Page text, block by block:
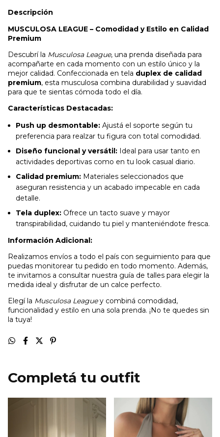
Descripción
MUSCULOSA LEAGUE – Comodidad y Estilo en Calidad
Premium
Descubrí la Musculosa League, una prenda diseñada para
acompañarte en cada momento con un estilo único y la
mejor calidad. Confeccionada en tela duplex de calidad
premium, esta musculosa combina durabilidad y suavidad
para que te sientas cómoda todo el día.
Características Destacadas:
Push up desmontable: Ajustá el soporte según tu
preferencia para realzar tu figura con total comodidad.
Diseño funcional y versátil: Ideal para usar tanto en
actividades deportivas como en tu look casual diario.
Calidad premium: Materiales seleccionados que
aseguran resistencia y un acabado impecable en cada
detalle.
Tela duplex: Ofrece un tacto suave y mayor
transpirabilidad, cuidando tu piel y manteniéndote fresca.
Información Adicional:
Realizamos envíos a todo el país con seguimiento para que
puedas monitorear tu pedido en todo momento. Además,
te invitamos a consultar nuestra guía de talles para elegir la
medida ideal y disfrutar de un calce perfecto.
Elegí la Musculosa Leaguey combiná comodidad,
funcionalidad y estilo en una sola prenda. ¡No te quedes sin
la tuya!